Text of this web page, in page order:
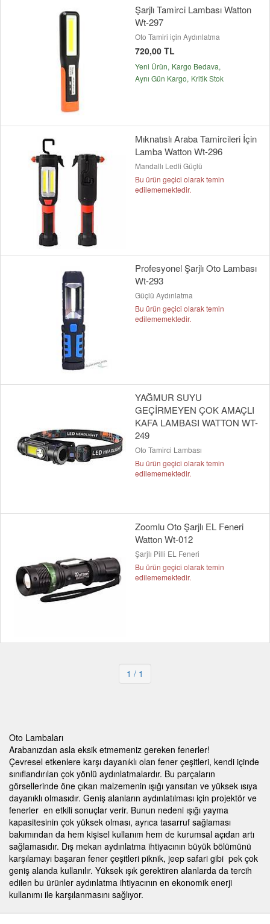
Şarjlı Tamirci Lambası Watton
Wt-297
Oto Tamiri için Aydınlatma
720,00 TL
Yeni Ürün Kargo Bedava
Aynı Gün Kargo Kritik Stok
Mıknatıslı Araba Tamircileri İçin
Lamba Watton Wt-296
Mandallı Ledli Güçlü
Bu ürün geçici olarak temin
edilememektedir.
Profesyonel Şarjlı Oto Lambası
Wt-293
Güçlü Aydınlatma
Bu ürün geçici olarak temin
edilememektedir.
YAĞMUR SUYU
GEÇİRMEYEN ÇOK AMAÇLI
KAFA LAMBASI WATTON WT-
249
Oto Tamirci Lambası
Bu ürün geçici olarak temin
edilememektedir.
Zoomlu Oto Şarjlı EL Feneri
Watton Wt-012
Şarjlı Pilli EL Feneri
Bu ürün geçici olarak temin
edilememektedir.
1 / 1
Oto Lambaları
Arabanızdan asla eksik etmemeniz gereken fenerler!
Çevresel etkenlere karşı dayanıklı olan fener çeşitleri, kendi içinde
sınıflandırılan çok yönlü aydınlatmalardır. Bu parçaların
görsellerinde öne çıkan malzemenin ışığı yansıtan ve yüksek ısıya
dayanıklı olmasıdır. Geniş alanların aydınlatılması için projektör ve
fenerler en etkili sonuçlar verir. Bunun nedeni ışığı yayma
kapasitesinin çok yüksek olması, ayrıca tasarruf sağlaması
bakımından da hem kişisel kullanım hem de kurumsal açıdan artı
sağlamasıdır. Dış mekan aydınlatma ihtiyacının büyük bölümünü
karşılamayı başaran fener çeşitleri piknik, jeep safari gibi pek çok
geniş alanda kullanılır. Yüksek ışık gerektiren alanlarda da tercih
edilen bu ürünler aydınlatma ihtiyacının en ekonomik enerji
kullanımı ile karşılanmasını sağlıyor.